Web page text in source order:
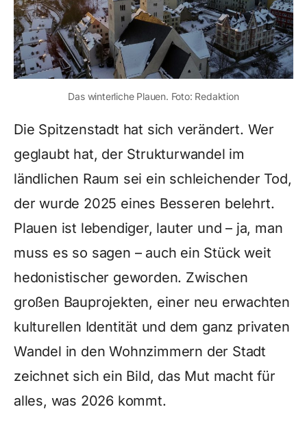
Das winterliche Plauen. Foto: Redaktion
Die Spitzenstadt hat sich verändert. Wer
geglaubt hat, der Strukturwandel im
ländlichen Raum sei ein schleichender Tod,
der wurde 2025 eines Besseren belehrt.
Plauen ist lebendiger, lauter und – ja, man
muss es so sagen – auch ein Stück weit
hedonistischer geworden. Zwischen
großen Bauprojekten, einer neu erwachten
kulturellen Identität und dem ganz privaten
Wandel in den Wohnzimmern der Stadt
zeichnet sich ein Bild, das Mut macht für
alles, was 2026 kommt.